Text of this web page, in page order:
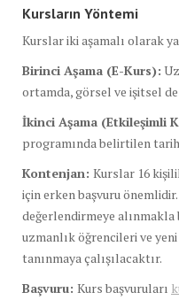
Kursların Yöntemi
Kurslar iki aşamalı olarak
Birinci Aşama (E-Kurs):
ortamda, görsel ve işitsel
İkinci Aşama (Etkileşimli
programında belirtilen
Kontenjan: Kurslar 16
için erken başvuru
değerlendirmeye
uzmanlık öğrencileri ve
tanınmaya çalışılacaktır.
Başvuru: Kurs başvuruları